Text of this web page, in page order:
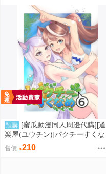
預購 [蜜瓜動漫同人周邊代購][道
楽屋(ユウチン)]パクチーすくな
め6(賽馬娘)(同人誌)
售價 210